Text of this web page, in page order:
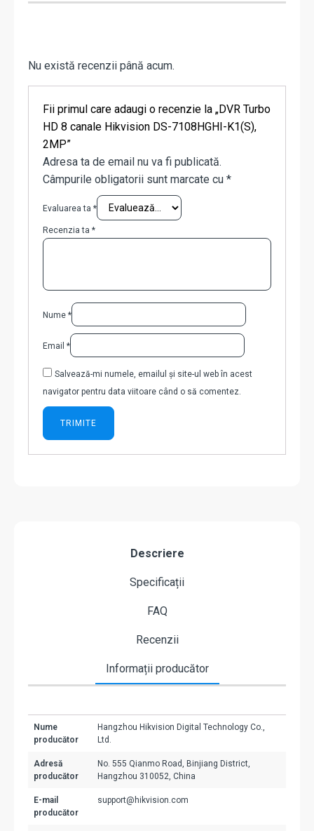
Nu există recenzii până acum.
Fii primul care adaugi o recenzie la „DVR Turbo
HD 8 canale Hikvision DS-7108HGHI-K1(S),
2MP”
Adresa ta de email nu va fi publicată.
Câmpurile obligatorii sunt marcate cu *
Evaluarea ta *
Recenzia ta *
Nume *
Email *
Salvează-mi numele, emailul și site-ul web în acest
navigator pentru data viitoare când o să comentez.
Descriere
Specificații
FAQ
Recenzii
Informații producător
Nume
producător
Hangzhou Hikvision Digital Technology Co.,
Ltd.
Adresă
producător
No. 555 Qianmo Road, Binjiang District,
Hangzhou 310052, China
E-mail
producător
support@hikvision.com